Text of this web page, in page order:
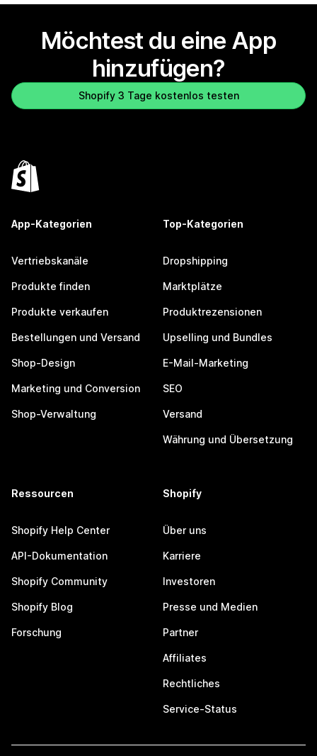
Möchtest du eine App
hinzufügen?
Shopify 3 Tage kostenlos testen
App-Kategorien
Vertriebskanäle
Produkte finden
Produkte verkaufen
Bestellungen und Versand
Shop-Design
Marketing und Conversion
Shop-Verwaltung
Top-Kategorien
Dropshipping
Marktplätze
Produktrezensionen
Upselling und Bundles
E-Mail-Marketing
SEO
Versand
Währung und Übersetzung
Ressourcen
Shopify Help Center
API-Dokumentation
Shopify Community
Shopify Blog
Forschung
Shopify
Über uns
Karriere
Investoren
Presse und Medien
Partner
Affiliates
Rechtliches
Service-Status